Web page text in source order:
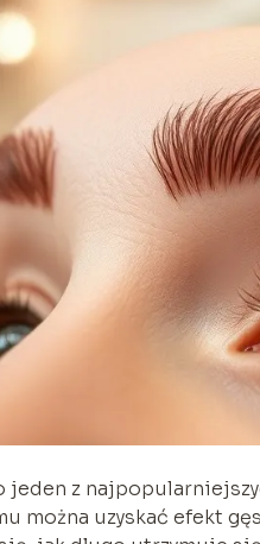
z
można uzyskać efekt